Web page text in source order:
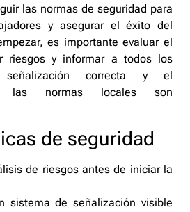
las normas de seguridad para
y asegurar el éxito del
es importante evaluar el
riesgos y informar a todos los
señalización correcta y el
las normas locales son
de seguridad
de riesgos antes de iniciar la
sistema de señalización visible